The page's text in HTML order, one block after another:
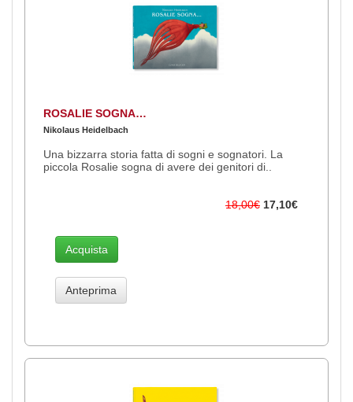
ROSALIE SOGNA…
Nikolaus Heidelbach
Una bizzarra storia fatta di sogni e sognatori. La
piccola Rosalie sogna di avere dei genitori di..
18,00€ 17,10€
Acquista
Anteprima